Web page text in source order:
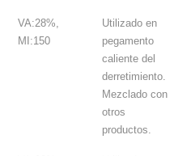
VA:28%,
MI:150
Utilizado en
pegamento
caliente del
derretimiento.
Mezclado con
otros
productos.